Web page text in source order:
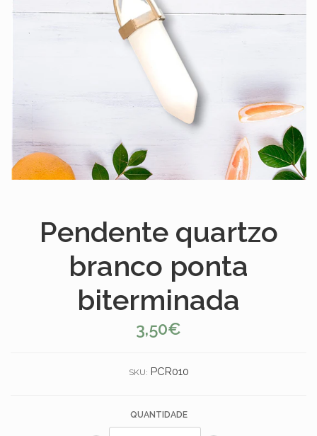
Pendente quartzo
branco ponta
biterminada
3,50€
SKU: PCR010
QUANTIDADE